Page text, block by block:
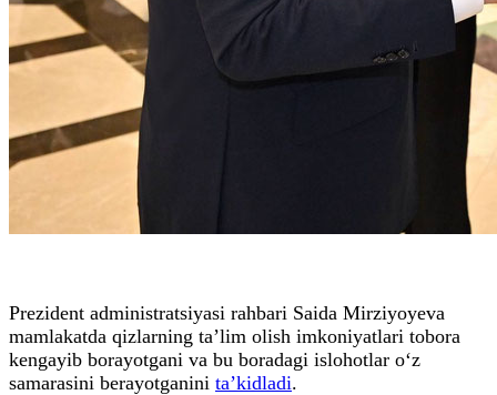
Prezident administratsiyasi rahbari Saida Mirziyoyeva
mamlakatda qizlarning ta’lim olish imkoniyatlari tobora
kengayib borayotgani va bu boradagi islohotlar o‘z
samarasini berayotganini ta’kidladi.